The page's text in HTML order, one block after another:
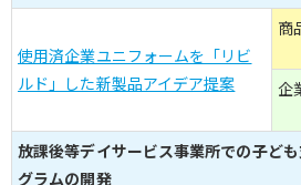
使用済企業ユニフォームを「リビ
ルド」した新製品アイデア提案
商
企
放課後等デイサービス事業所での子ど
グラムの開発